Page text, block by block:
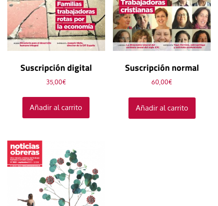
Suscripción digital
35,00€
Añadir al carrito
Suscripción normal
60,00€
Añadir al carrito